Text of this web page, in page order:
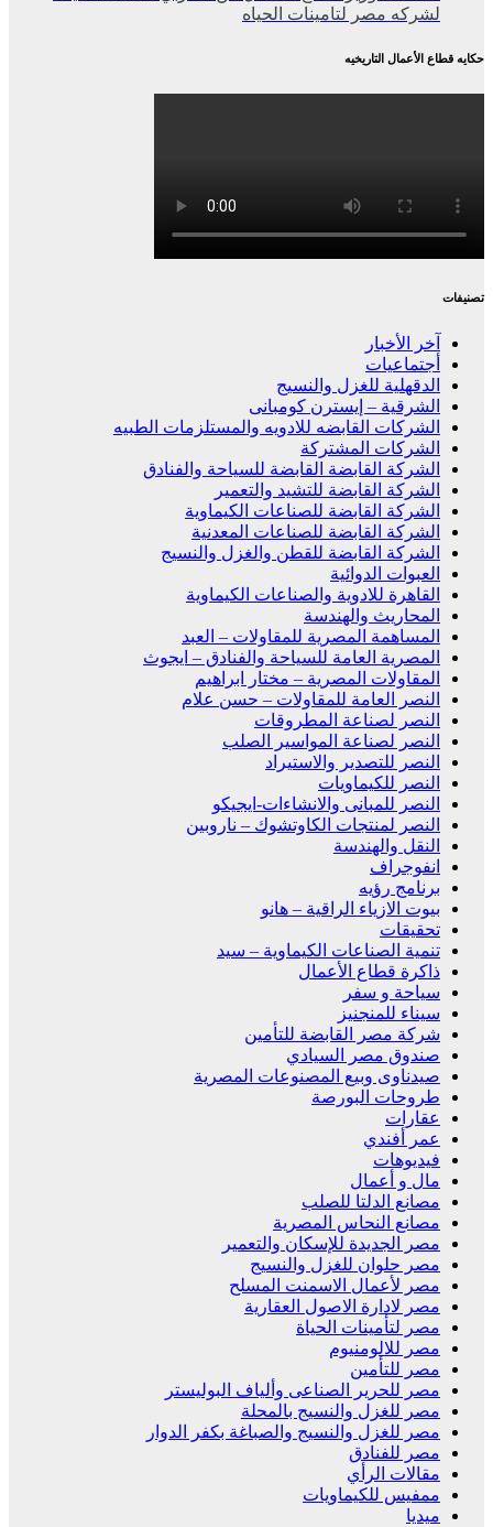
لشركه مصر لتامينات الحياه
حكايه قطاع الأعمال التاريخيه
تصنيفات
آخر الأخبار
أجتماعيات
الدقهلية للغزل والنسيج
الشرقية – إيسترن كومبانى
الشركات القابضه للادويه والمستلزمات الطبيه
الشركات المشتركة
الشركة القابضة القابضة للسياحة والفنادق
الشركة القابضة للتشيد والتعمير
الشركة القابضة للصناعات الكيماوية
الشركة القابضة للصناعات المعدنية
الشركة القابضة للقطن والغزل والنسيج
العبوات الدوائية
القاهرة للادوية والصناعات الكيماوية
المحاريث والهندسة
المساهمة المصرية للمقاولات – العبد
المصرية العامة للسياحة والفنادق – ايجوث
المقاولات المصرية – مختار ابراهيم
النصر العامة للمقاولات – حسن علام
النصر لصناعة المطروقات
النصر لصناعة المواسير الصلب
النصر للتصدير والاستيراد
النصر للكيماويات
النصر للمبانى والانشاءات-ايجيكو
النصر لمنتجات الكاوتشوك – ناروبين
النقل والهندسة
انفوجراف
برنامج رؤيه
بيوت الازياء الراقية – هانو
تحقيقات
تنمية الصناعات الكيماوية – سيد
ذاكرة قطاع الأعمال
سياحة و سفر
سيناء للمنجنيز
شركة مصر القابضة للتأمين
صندوق مصر السيادي
صيدناوى وبيع المصنوعات المصرية
طروحات البورصة
عقارات
عمر أفندي
فيديوهات
مال و أعمال
مصانع الدلتا للصلب
مصانع النحاس المصرية
مصر الجديدة للإسكان والتعمير
مصر حلوان للغزل والنسيج
مصر لأعمال الاسمنت المسلح
مصر لادارة الاصول العقارية
مصر لتأمينات الحياة
مصر للالومنيوم
مصر للتأمين
مصر للحرير الصناعى وألياف البوليستر
مصر للغزل والنسيج بالمحلة
مصر للغزل والنسيج والصباغة بكفر الدوار
مصر للفنادق
مقالات الرأي
ممفيس للكيماويات
ميديا